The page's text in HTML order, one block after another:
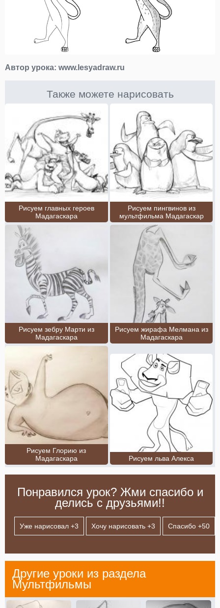
Автор урока: www.lesyadraw.ru
Также можете нарисовать
Рисуем главных героев
Мадагаскара
Рисуем пингвинов из
мультфильма Мадагаскар
Рисуем зебру Марти из
Мадагаскара
Рисуем жирафа Мелмана из
Мадагаскара
Рисуем Глорию из
Мадагаскара
Рисуем льва Алекса
Понравился урок? Жми спасибо и
делись с друзьями!!
Уже нарисовал +3 Хочу нарисовать +3 Спасибо +50
Другие уроки из раздела
Мультфильмы